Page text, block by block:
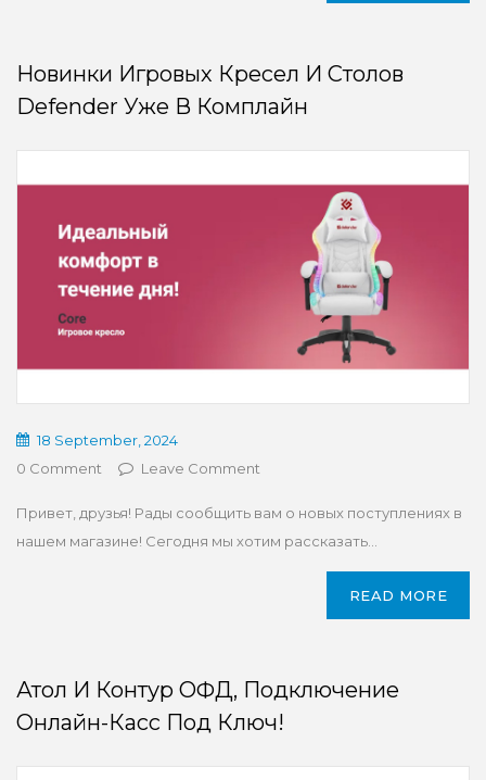
Новинки Игровых Кресел И Столов
Defender Уже В Комплайн
18 September, 2024
0 Comment
Leave Comment
Привет, друзья! Рады сообщить вам о новых поступлениях в
нашем магазине! Сегодня мы хотим рассказать...
READ MORE
Атол И Контур ОФД, Подключение
Онлайн-Касс Под Ключ!